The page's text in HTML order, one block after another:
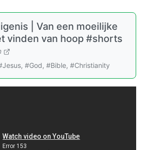
| Van een moeilijke
vinden van hoop #shorts
#God, #Bible, #Christianity